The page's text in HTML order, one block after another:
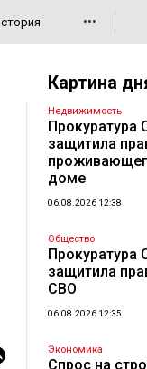
•••
Картина
Недвижимость
Прокуратура
защитила
доме
06.08.2026 12:38
Общество
Прокуратура
защитила
СВО
06.08.2026 12:35
Экономика
Спрос на